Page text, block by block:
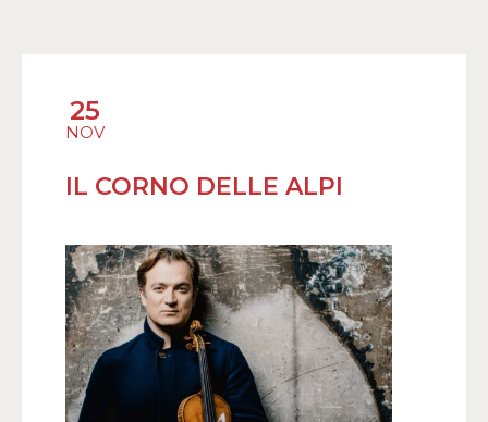
25
NOV
IL CORNO DELLE ALPI